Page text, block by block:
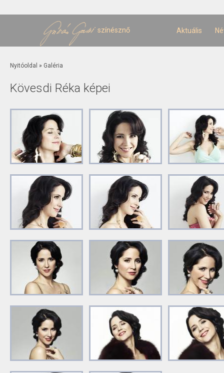
színésznő Aktuális
Jelenlegi hely
Nyitóoldal » Galéria
Kövesdi Réka képei